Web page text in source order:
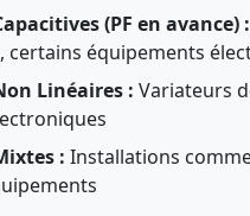
(PF en avance) :
certains équipements
Linéaires : Variateurs
: Installations